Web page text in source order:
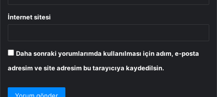
İnternet sitesi
Daha sonraki yorumlarımda kullanılması için adım, e-posta
adresim ve site adresim bu tarayıcıya kaydedilsin.